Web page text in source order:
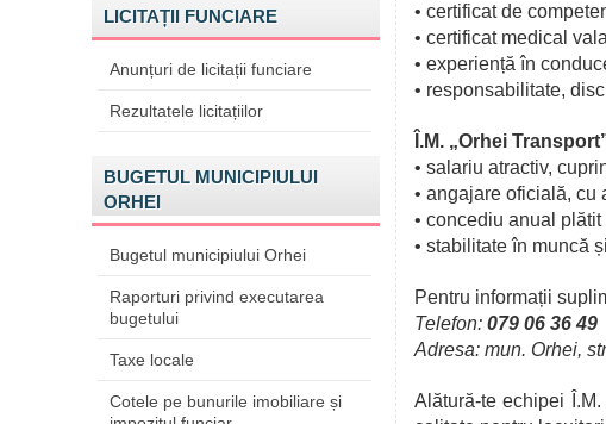
LICITAȚII FUNCIARE
Anunțuri de licitații funciare
Rezultatele licitațiilor
BUGETUL MUNICIPIULUI
ORHEI
Bugetul municipiului Orhei
Raporturi privind executarea
bugetului
Taxe locale
Cotele pe bunurile imobiliare și
• certificat de
• certificat medical
• experiență în
• responsabilitate,
Î.M. „Orhei
• salariu atractiv,
• angajare oficială, cu
• concediu anual
• stabilitate în muncă
Pentru informații
Telefon: 079 06 36 49
Adresa: mun. Orhei,
Alătură-te echipei